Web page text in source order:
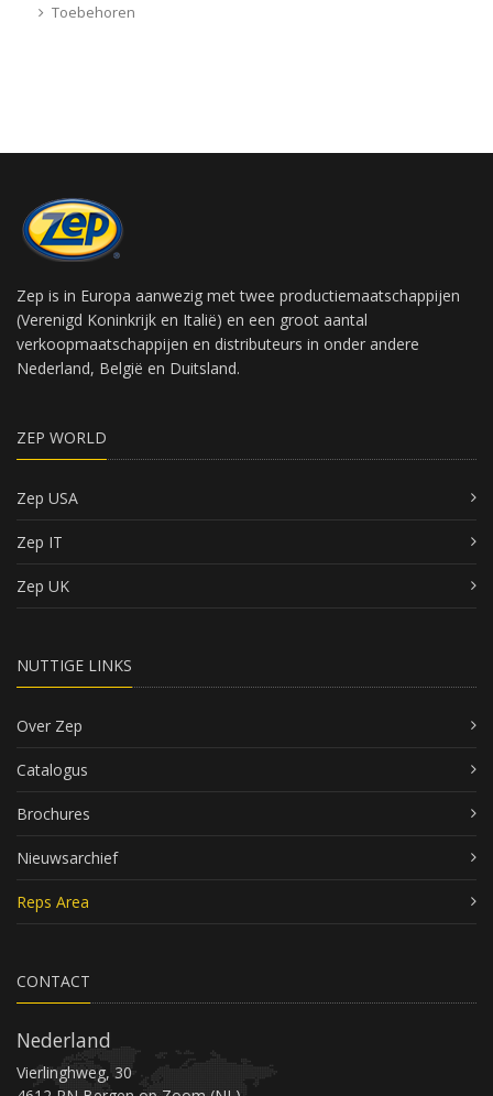
Toebehoren
Zep is in Europa aanwezig met twee productiemaatschappijen
(Verenigd Koninkrijk en Italië) en een groot aantal
verkoopmaatschappijen en distributeurs in onder andere
Nederland, België en Duitsland.
ZEP WORLD
Zep USA
Zep IT
Zep UK
NUTTIGE LINKS
Over Zep
Catalogus
Brochures
Nieuwsarchief
Reps Area
CONTACT
Nederland
Vierlinghweg, 30